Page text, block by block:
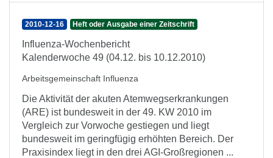
2010-12-16 Heft oder Ausgabe einer Zeitschrift
Influenza-Wochenbericht
Kalenderwoche 49 (04.12. bis 10.12.2010)
Arbeitsgemeinschaft Influenza
Die Aktivität der akuten Atemwegserkrankungen
(ARE) ist bundesweit in der 49. KW 2010 im
Vergleich zur Vorwoche gestiegen und liegt
bundesweit im geringfügig erhöhten Bereich. Der
Praxisindex liegt in den drei AGI-Großregionen ...